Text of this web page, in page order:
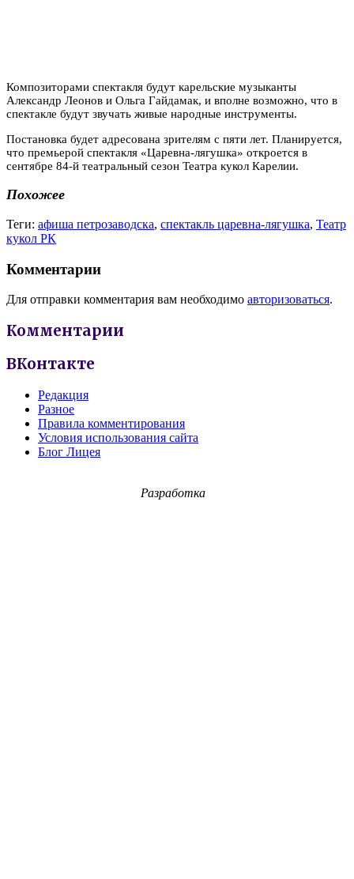
Композиторами спектакля будут карельские музыканты
Александр Леонов и Ольга Гайдамак, и вполне возможно, что в
спектакле будут звучать живые народные инструменты.
Постановка будет адресована зрителям с пяти лет. Планируется,
что премьерой спектакля «Царевна-лягушка» откроется в
сентябре 84-й театральный сезон Театра кукол Карелии.
Похожее
Теги: афиша петрозаводска, спектакль царевна-лягушка, Театр
кукол РК
Комментарии
Для отправки комментария вам необходимо авторизоваться.
Комментарии
ВКонтакте
Редакция
Разное
Правила комментирования
Условия использования сайта
Блог Лицея
Разработка